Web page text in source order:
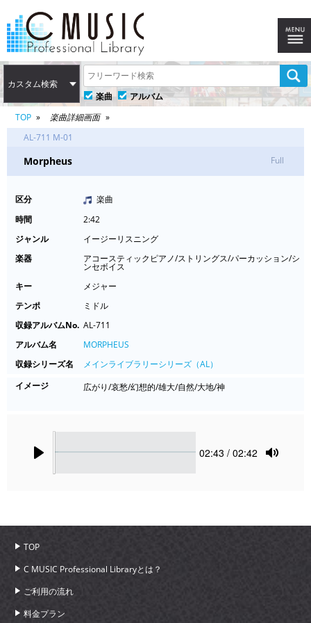
カスタム検索
楽曲
アルバム
TOP
楽曲詳細画面
AL-711 M-01
Morpheus Full
区分
楽曲
時間
2:42
ジャンル
イージーリスニング
楽器
アコースティックピアノ/ストリングス/パーカッション/シ
ンセボイス
キー
メジャー
テンポ
ミドル
収録アルバムNo. AL-711
アルバム名
MORPHEUS
収録シリーズ名
メインライブラリーシリーズ（AL）
イメージ
広がり/哀愁/幻想的/雄大/自然/大地/神
Current
02:43 / 02:42
TOP
C MUSIC Professional Libraryとは？
ご利用の流れ
料金プラン